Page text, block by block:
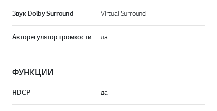
Звук Dolby Surround Virtual Surround
Авторегулятор громкости да
ФУНКЦИИ
HDCP да